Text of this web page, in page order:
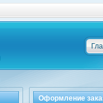
Оформление